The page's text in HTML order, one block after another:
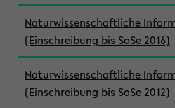
Naturwissenschaftliche
(Einschreibung bis SoSe 2016)
Naturwissenschaftliche
(Einschreibung bis SoSe 2012)